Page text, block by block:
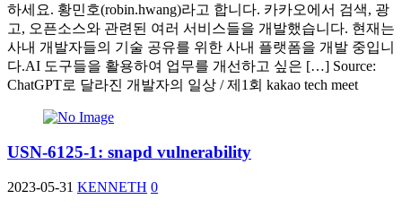
하세요. 황민호(robin.hwang)라고 합니다. 카카오에서 검색, 광
고, 오픈소스와 관련된 여러 서비스들을 개발했습니다. 현재는
사내 개발자들의 기술 공유를 위한 사내 플랫폼을 개발 중입니
다.AI 도구들을 활용하여 업무를 개선하고 싶은 […] Source:
ChatGPT로 달라진 개발자의 일상 / 제1회 kakao tech meet
USN-6125-1: snapd vulnerability
2023-05-31 KENNETH 0